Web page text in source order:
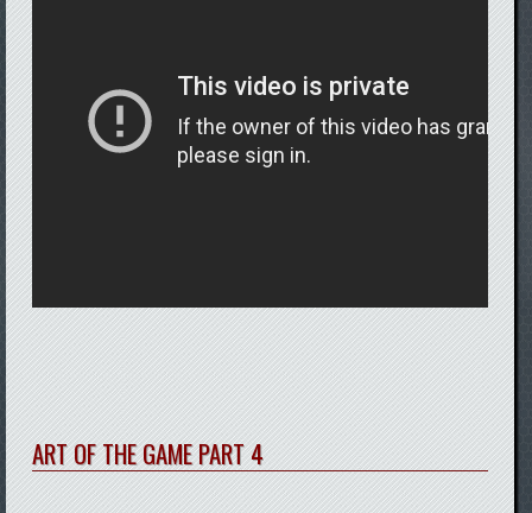
ART OF THE GAME PART 4